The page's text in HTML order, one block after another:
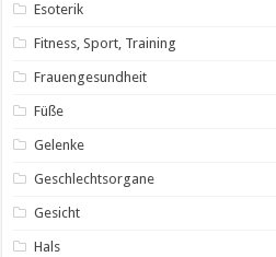
Esoterik
Fitness, Sport, Training
Frauengesundheit
Füße
Gelenke
Geschlechtsorgane
Gesicht
Hals